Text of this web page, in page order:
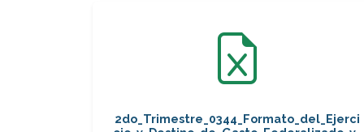
2do_Trimestre_0344_Formato_del_Ejerci